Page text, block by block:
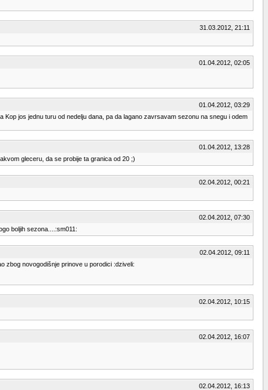
31.03.2012, 21:11
01.04.2012, 02:05
01.04.2012, 03:29
jos jednu turu od nedelju dana, pa da lagano zavrsavam sezonu na snegu i odem
01.04.2012, 13:28
gleceru, da se probije ta granica od 20 ;)
02.04.2012, 00:21
02.04.2012, 07:30
boljih sezona....:sm011:
02.04.2012, 09:11
zbog novogodišnje prinove u porodici :dziveli:
02.04.2012, 10:15
02.04.2012, 16:07
02.04.2012, 16:13